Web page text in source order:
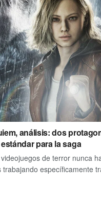
análisis: dos
para la saga
de terror nunca
trabajando específicamente